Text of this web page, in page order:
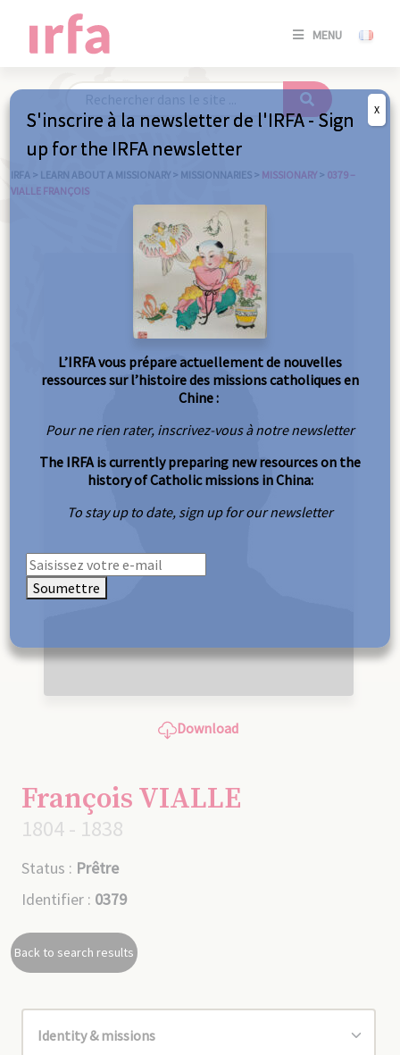
MENU
SE
/
IRFA > LEARN ABOUT A MISSIONARY > MISSIONNARIES > MISSIONARY > 0379 –
VIALLE FRANÇOIS
Download
François VIALLE
1804 - 1838
Status : Prêtre
Identifier : 0379
Back to search results
S'inscrire à la newsletter de l'IRFA - Sign
up for the IRFA newsletter
L’IRFA vous prépare actuellement de nouvelles
ressources sur l’histoire des missions catholiques en
Chine :
Pour ne rien rater, inscrivez-vous à notre newsletter
The IRFA is currently preparing new resources on the
history of Catholic missions in China:
To stay up to date, sign up for our newsletter
Soumettre
X